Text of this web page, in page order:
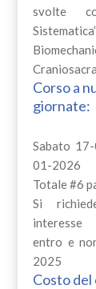
svolte
Corso a
giornate:
Sabato
01-2026
Totale #6
Si
interesse
entro e
2025
Costo del